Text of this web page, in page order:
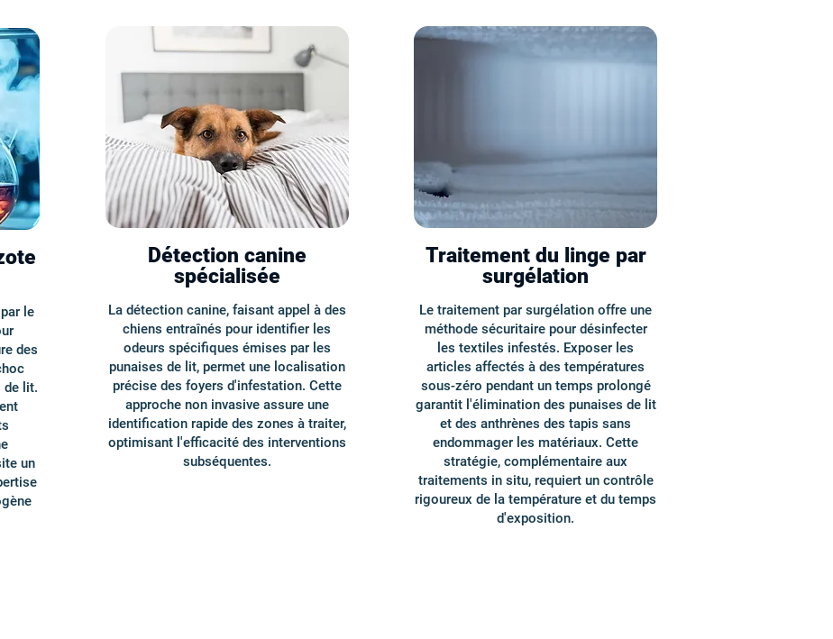
le
des
de lit.
un
Détection canine
spécialisée
La détection canine, faisant appel à des
chiens entraînés pour identifier les
odeurs spécifiques émises par les
punaises de lit, permet une localisation
précise des foyers d'infestation. Cette
approche non invasive assure une
identification rapide des zones à traiter,
optimisant l'efficacité des interventions
subséquentes.
Traitement du linge par
surgélation
Le traitement par surgélation offre une
méthode sécuritaire pour désinfecter
les textiles infestés. Exposer les
articles affectés à des températures
sous-zéro pendant un temps prolongé
garantit l'élimination des punaises de lit
et des anthrènes des tapis sans
endommager les matériaux. Cette
stratégie, complémentaire aux
traitements in situ, requiert un contrôle
rigoureux de la température et du temps
d'exposition.